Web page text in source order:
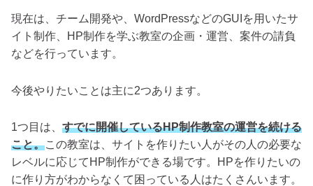
現在は、チーム開発や、WordPressなどのGUIを用いたサ
イト制作、HP制作を学ぶ教室の企画・運営、案件の請負
などを行っています。
今後やりたいことは主に2つあります。
1つ目は、 すでに開催しているHP制作教室の運営を続ける
こと。この教室は、サイトを作りたい人がその人の必要な
レベルに応じてHP制作ができる場です。HPを作りたいの
に作り方がわからなくて困っている人はたくさんいます。